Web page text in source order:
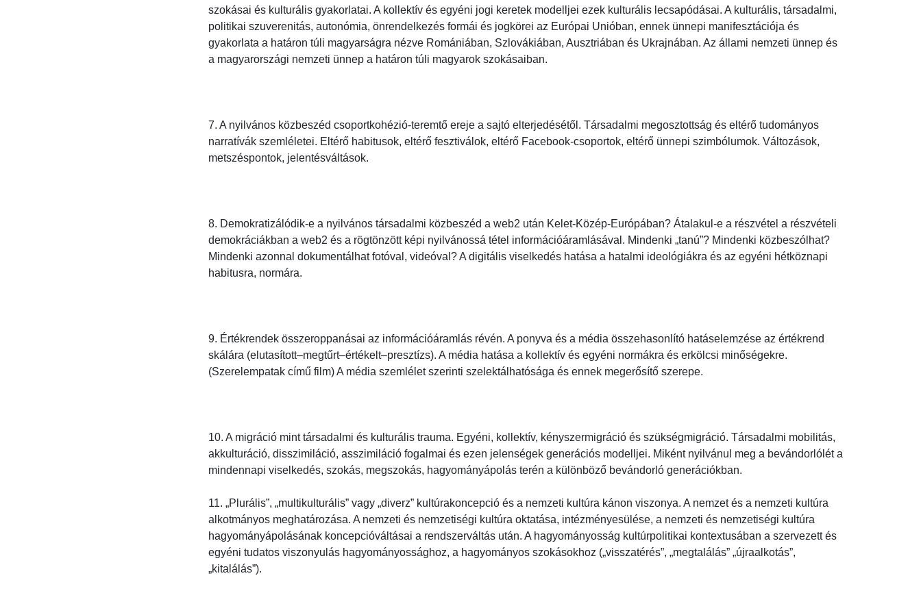
szokásai és kulturális gyakorlatai. A kollektív és egyéni jogi keretek modelljei ezek kulturális lecsapódásai. A kulturális, társadalmi,
politikai szuverenitás, autonómia, önrendelkezés formái és jogkörei az Európai Unióban, ennek ünnepi manifesztációja és
gyakorlata a határon túli magyarságra nézve Romániában, Szlovákiában, Ausztriában és Ukrajnában. Az állami nemzeti ünnep és
a magyarországi nemzeti ünnep a határon túli magyarok szokásaiban.
7. A nyilvános közbeszéd csoportkohézió-teremtő ereje a sajtó elterjedésétől. Társadalmi megosztottság és eltérő tudományos
narratívák szemléletei. Eltérő habitusok, eltérő fesztiválok, eltérő Facebook-csoportok, eltérő ünnepi szimbólumok. Változások,
metszéspontok, jelentésváltások.
8. Demokratizálódik-e a nyilvános társadalmi közbeszéd a web2 után Kelet-Közép-Európában? Átalakul-e a részvétel a részvételi
demokráciákban a web2 és a rögtönzött képi nyilvánossá tétel információáramlásával. Mindenki „tanú”? Mindenki közbeszólhat?
Mindenki azonnal dokumentálhat fotóval, videóval? A digitális viselkedés hatása a hatalmi ideológiákra és az egyéni hétköznapi
habitusra, normára.
9. Értékrendek összeroppanásai az információáramlás révén. A ponyva és a média összehasonlító hatáselemzése az értékrend
skálára (elutasított–megtűrt–értékelt–presztízs). A média hatása a kollektív és egyéni normákra és erkölcsi minőségekre.
(Szerelempatak című film) A média szemlélet szerinti szelektálhatósága és ennek megerősítő szerepe.
10. A migráció mint társadalmi és kulturális trauma. Egyéni, kollektív, kényszermigráció és szükségmigráció. Társadalmi mobilitás,
akkulturáció, disszimiláció, asszimiláció fogalmai és ezen jelenségek generációs modelljei. Miként nyilvánul meg a bevándorlólét a
mindennapi viselkedés, szokás, megszokás, hagyományápolás terén a különböző bevándorló generációkban.
11. „Plurális”, „multikulturális” vagy „diverz” kultúrakoncepció és a nemzeti kultúra kánon viszonya. A nemzet és a nemzeti kultúra
alkotmányos meghatározása. A nemzeti és nemzetiségi kultúra oktatása, intézményesülése, a nemzeti és nemzetiségi kultúra
hagyományápolásának koncepcióváltásai a rendszerváltás után. A hagyományosság kultúrpolitikai kontextusában a szervezett és
egyéni tudatos viszonyulás hagyományossághoz, a hagyományos szokásokhoz („visszatérés”, „megtalálás” „újraalkotás”,
„kitalálás”).